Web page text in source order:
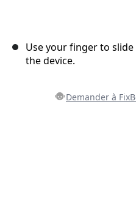
Use your finger to
the device.
Demander à